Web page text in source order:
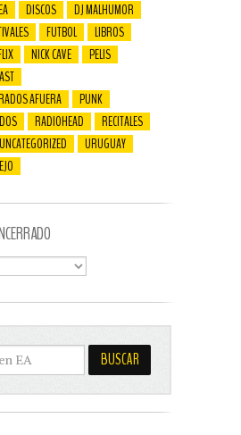
DISCOS
DJ MALHUMOR
FUTBOL
LIBROS
NICK CAVE
PELIS
AFUERA
PUNK
RADIOHEAD
RECITALES
UNCATEGORIZED
URUGUAY